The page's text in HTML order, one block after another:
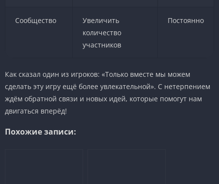
Сообщество
Увеличить
количество
участников
Постоянно
Как сказал один из игроков: «Только вместе мы можем
сделать эту игру ещё более увлекательной». С нетерпением
ждём обратной связи и новых идей, которые помогут нам
двигаться вперёд!
Похожие записи: